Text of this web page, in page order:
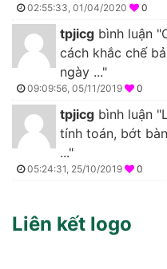
02:55:33, 01/04/2020 0
tpjicg bình luận
cách khắc chế
ngày ..."
09:09:56, 05/11/2019 0
tpjicg bình luận
tính toán, bớt
..."
05:24:31, 25/10/2019 0
Liên kết logo